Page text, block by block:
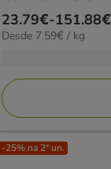
4.9
estrelas
com
avaliações
Preço
de
151.88€
23.79€-151.88€
7.59€
Desde 7.59€ / kg
-25% na 2ª un.